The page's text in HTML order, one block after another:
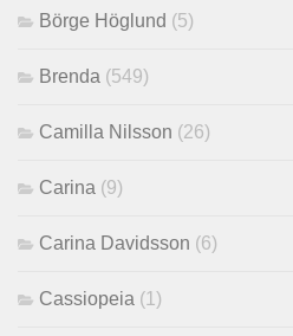
Börge Höglund (5)
Brenda (549)
Camilla Nilsson (26)
Carina (9)
Carina Davidsson (6)
Cassiopeia (1)